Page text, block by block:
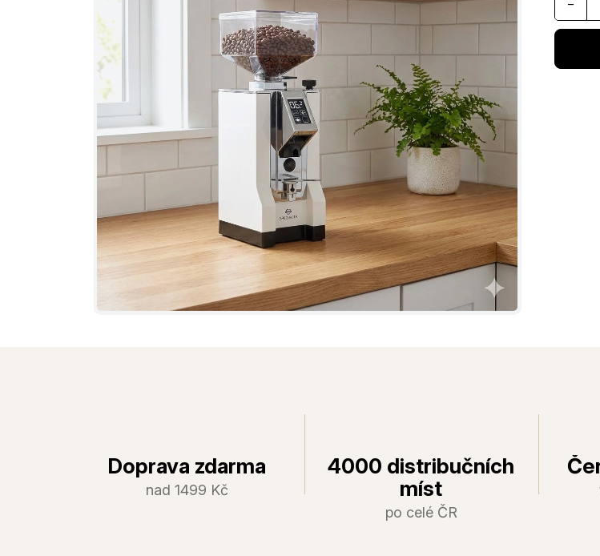
−
Doprava zdarma
nad 1499 Kč
4000 distribučních
míst
po celé ČR